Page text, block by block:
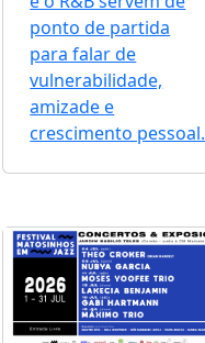
ponto de partida
para falar de
vulnerabilidade,
amizade e
crescimento pessoal.